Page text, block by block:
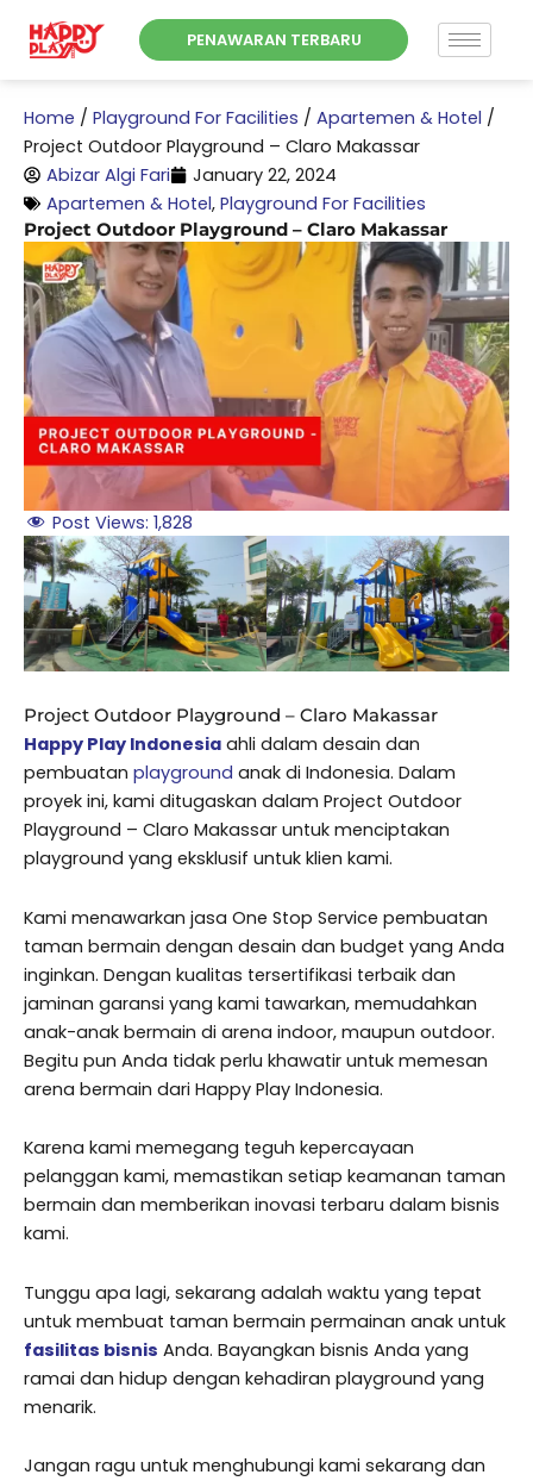
PENAWARAN TERBARU
Home / Playground For Facilities / Apartemen & Hotel /
Project Outdoor Playground – Claro Makassar
Abizar Algi Fari
January 22, 2024
Apartemen & Hotel, Playground For Facilities
Project Outdoor Playground – Claro Makassar
Post Views: 1,828
Project Outdoor Playground – Claro Makassar
Happy Play Indonesia ahli dalam desain dan
pembuatan playground anak di Indonesia. Dalam
proyek ini, kami ditugaskan dalam Project Outdoor
Playground – Claro Makassar untuk menciptakan
playground yang eksklusif untuk klien kami.
Kami menawarkan jasa One Stop Service pembuatan
taman bermain dengan desain dan budget yang Anda
inginkan. Dengan kualitas tersertifikasi terbaik dan
jaminan garansi yang kami tawarkan, memudahkan
anak-anak bermain di arena indoor, maupun outdoor.
Begitu pun Anda tidak perlu khawatir untuk memesan
arena bermain dari Happy Play Indonesia.
Karena kami memegang teguh kepercayaan
pelanggan kami, memastikan setiap keamanan taman
bermain dan memberikan inovasi terbaru dalam bisnis
kami.
Tunggu apa lagi, sekarang adalah waktu yang tepat
untuk membuat taman bermain permainan anak untuk
fasilitas bisnis Anda. Bayangkan bisnis Anda yang
ramai dan hidup dengan kehadiran playground yang
menarik.
Jangan ragu untuk menghubungi kami sekarang dan